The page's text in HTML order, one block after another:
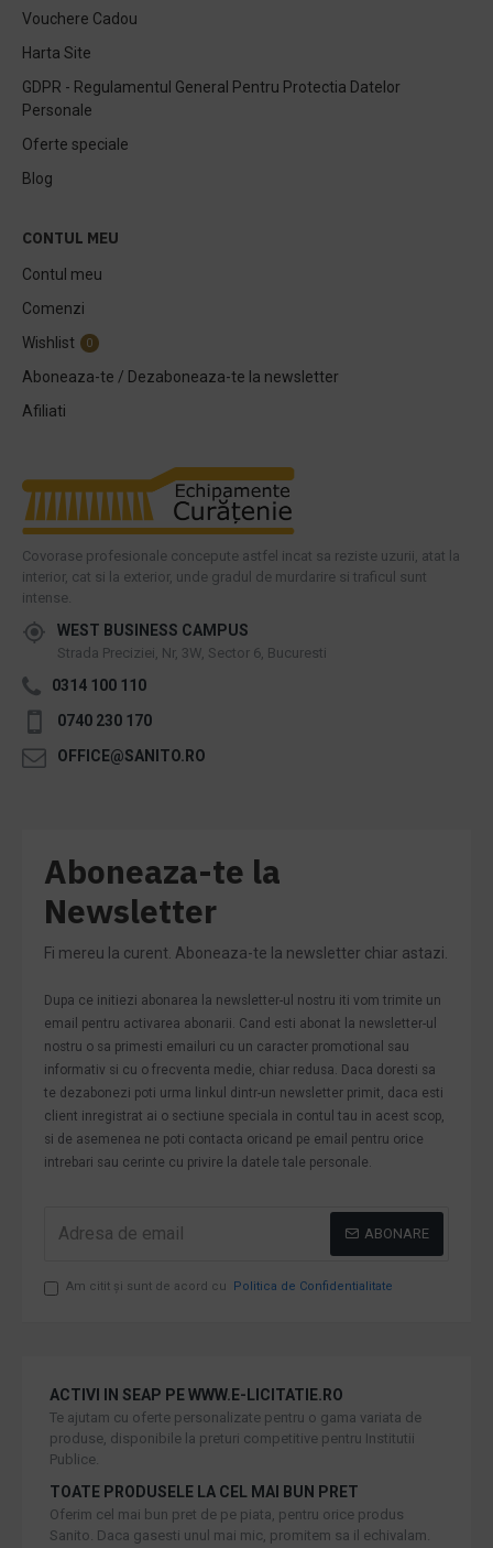
Vouchere Cadou
Harta Site
GDPR - Regulamentul General Pentru Protectia Datelor
Personale
Oferte speciale
Blog
CONTUL MEU
Contul meu
Comenzi
Wishlist
0
Aboneaza-te / Dezaboneaza-te la newsletter
Afiliati
Covorase profesionale concepute astfel incat sa reziste uzurii, atat la
interior, cat si la exterior, unde gradul de murdarire si traficul sunt
intense.
WEST BUSINESS CAMPUS
Strada Preciziei, Nr, 3W, Sector 6, Bucuresti
0314 100 110
0740 230 170
OFFICE@SANITO.RO
Aboneaza-te la
Newsletter
Fi mereu la curent. Aboneaza-te la newsletter chiar astazi.
Dupa ce initiezi abonarea la newsletter-ul nostru iti vom trimite un
email pentru activarea abonarii. Cand esti abonat la newsletter-ul
nostru o sa primesti emailuri cu un caracter promotional sau
informativ si cu o frecventa medie, chiar redusa. Daca doresti sa
te dezabonezi poti urma linkul dintr-un newsletter primit, daca esti
client inregistrat ai o sectiune speciala in contul tau in acest scop,
si de asemenea ne poti contacta oricand pe email pentru orice
intrebari sau cerinte cu privire la datele tale personale.
ABONARE
Am citit şi sunt de acord cu Politica de Confidentialitate
ACTIVI IN SEAP PE WWW.E-LICITATIE.RO
Te ajutam cu oferte personalizate pentru o gama variata de
produse, disponibile la preturi competitive pentru Institutii
Publice.
TOATE PRODUSELE LA CEL MAI BUN PRET
Oferim cel mai bun pret de pe piata, pentru orice produs
Sanito. Daca gasesti unul mai mic, promitem sa il echivalam.